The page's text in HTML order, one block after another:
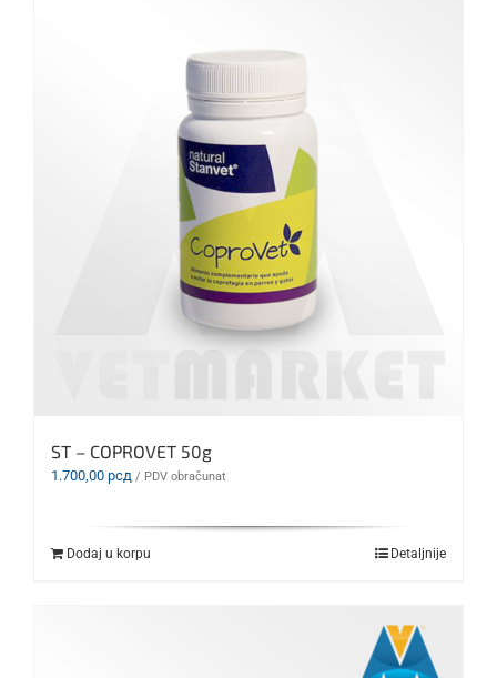
ST – COPROVET 50g
1.700,00 рсд / PDV obračunat
Dodaj u korpu Detaljnije